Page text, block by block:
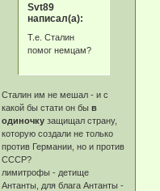
Svt89
написал(а):
Т.е. Сталин
помог немцам?
Сталин им не мешал - и с
какой бы стати он быв
одиночку защищал страну,
которую создали не только
против Германии, но и против
СССР?
лимитрофы - детище
Антанты, для блага Антанты -